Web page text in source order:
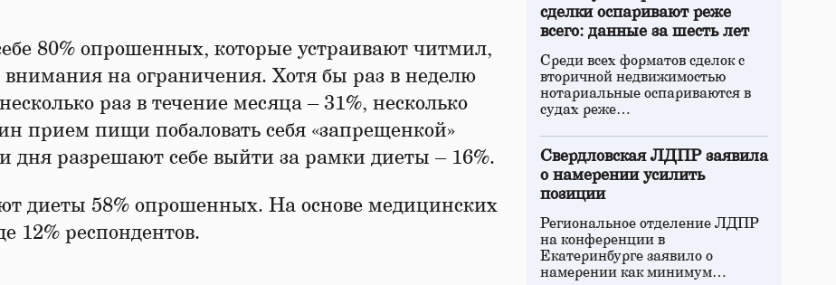
80% опрошенных, которые устраивают читмил,
на ограничения. Хотя бы раз в неделю
раз в течение месяца – 31%, несколько
прием пищи побаловать себя «запрещенкой»
дня разрешают себе выйти за рамки диеты – 16%.
диеты 58% опрошенных. На основе медицинских
12% респондентов.
сделки оспаривают реже
всего: данные за шесть лет
Среди всех форматов сделок с
вторичной недвижимостью
нотариальные оспариваются в
судах реже…
Свердловская ЛДПР заявила
о намерении усилить
позиции
Региональное отделение ЛДПР
на конференции в
Екатеринбурге заявило о
намерении как минимум…